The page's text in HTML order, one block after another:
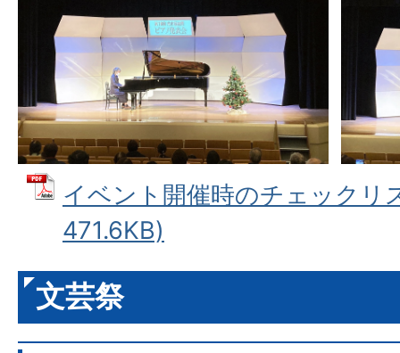
イベント開催時のチェックリ
471.6KB)
文芸祭